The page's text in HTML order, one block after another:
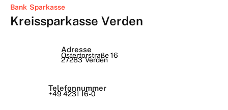
Bank Sparkasse
Kreissparkasse Verden
Adresse
Ostertorstraße 16
27283 Verden
Telefonnummer
+49 4231 16-0